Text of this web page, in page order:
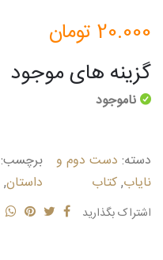
20.000 تومان
گزینه های موجود
ناموجود
دسته: دست دوم و
نایاب,کتاب
برچسب:
داستان,
اشتراک بگذارید